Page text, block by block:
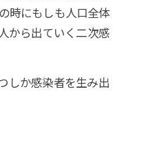
時にもしも人口全体
から出ていく二次感
しか感染者を生み出